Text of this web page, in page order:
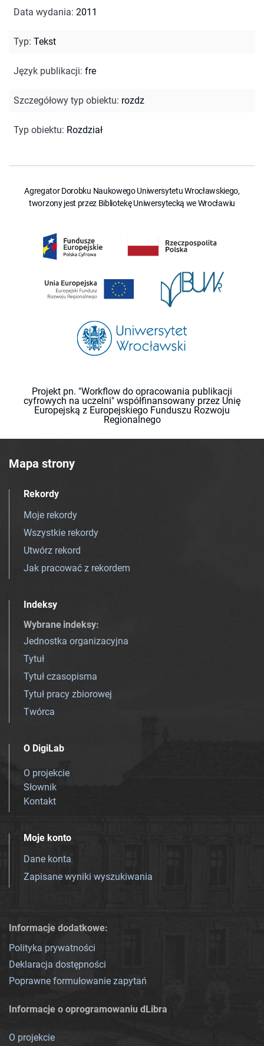
Data wydania: 2011
Typ: Tekst
Język publikacji: fre
Szczegółowy typ obiektu: rozdz
Typ obiektu: Rozdział
Agregator Dorobku Naukowego Uniwersytetu Wrocławskiego,
tworzony jest przez Bibliotekę Uniwersytecką we Wrocławiu
Projekt pn. "Workflow do opracowania publikacji
cyfrowych na uczelni" współfinansowany przez Unię
Europejską z Europejskiego Funduszu Rozwoju
Regionalnego
Mapa strony
Rekordy
Moje rekordy
Wszystkie rekordy
Utwórz rekord
Jak pracować z rekordem
Indeksy
Wybrane indeksy:
Jednostka organizacyjna
Tytuł
Tytuł czasopisma
Tytuł pracy zbiorowej
Twórca
O DigiLab
O projekcie
Słownik
Kontakt
Moje konto
Dane konta
Zapisane wyniki wyszukiwania
Informacje dodatkowe:
Polityka prywatności
Deklaracja dostępności
Poprawne formułowanie zapytań
Informacje o oprogramowaniu dLibra
O projekcie